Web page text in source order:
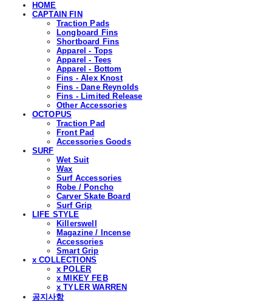
HOME
CAPTAIN FIN
Traction Pads
Longboard Fins
Shortboard Fins
Apparel - Tops
Apparel - Tees
Apparel - Bottom
Fins - Alex Knost
Fins - Dane Reynolds
Fins - Limited Release
Other Accessories
OCTOPUS
Traction Pad
Front Pad
Accessories Goods
SURF
Wet Suit
Wax
Surf Accessories
Robe / Poncho
Carver Skate Board
Surf Grip
LIFE STYLE
Killerswell
Magazine / Incense
Accessories
Smart Grip
x COLLECTIONS
x POLER
x MIKEY FEB
x TYLER WARREN
공지사항